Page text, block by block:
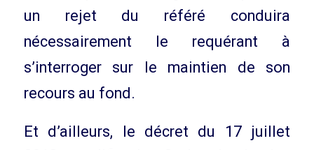
un rejet du référé conduira
nécessairement le requérant à
s’interroger sur le maintien de son
recours au fond.
Et d’ailleurs, le décret du 17 juillet